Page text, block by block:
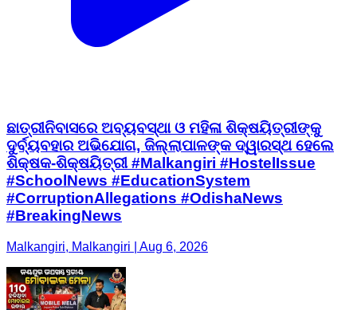
ଛାତ୍ରୀନିବାସରେ ଅବ୍ୟବସ୍ଥା ଓ ମହିଳା ଶିକ୍ଷୟିତ୍ରୀଙ୍କୁ
ଦୁର୍ବ୍ୟବହାର ଅଭିଯୋଗ, ଜିଲ୍ଲାପାଳଙ୍କ ଦ୍ୱାରସ୍ଥ ହେଲେ
ଶିକ୍ଷକ-ଶିକ୍ଷୟିତ୍ରୀ #Malkangiri #HostelIssue
#SchoolNews #EducationSystem
#CorruptionAllegations #OdishaNews
#BreakingNews
Malkangiri, Malkangiri | Aug 6, 2026